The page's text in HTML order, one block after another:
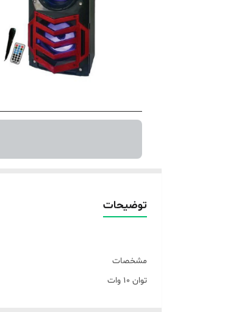
توضیحات
مشخصات
توان 10 وات